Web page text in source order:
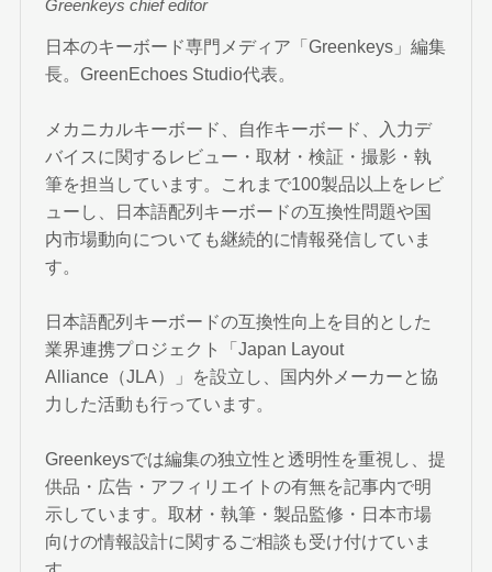
Greenkeys chief editor
日本のキーボード専門メディア「Greenkeys」編集
長。GreenEchoes Studio代表。
メカニカルキーボード、自作キーボード、入力デ
バイスに関するレビュー・取材・検証・撮影・執
筆を担当しています。これまで100製品以上をレビ
ューし、日本語配列キーボードの互換性問題や国
内市場動向についても継続的に情報発信していま
す。
日本語配列キーボードの互換性向上を目的とした
業界連携プロジェクト「Japan Layout
Alliance（JLA）」を設立し、国内外メーカーと協
力した活動も行っています。
Greenkeysでは編集の独立性と透明性を重視し、提
供品・広告・アフィリエイトの有無を記事内で明
示しています。取材・執筆・製品監修・日本市場
向けの情報設計に関するご相談も受け付けていま